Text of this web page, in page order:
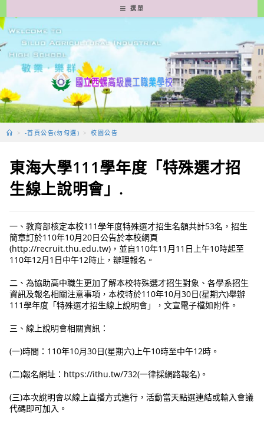
轉
至
要
容
選單
> -首頁公告(勿勾選) > 校園公告
東海大學111學年度「特殊選才招
生線上說明會」.
一、教育部核定本校111學年度特殊選才招生名額共計53名，招生
簡章訂於110年10月20日公告於本校網頁
(http://recruit.thu.edu.tw)，並自110年11月11日上午10時起至
110年12月1日中午12時止，辦理報名。
二、為協助高中職生更加了解本校特殊選才招生對象、各學系招生
資訊及報名相關注意事項，本校特於110年10月30日(星期六)舉辦
111學年度「特殊選才招生線上說明會」，文宣電子檔如附件。
三、線上說明會相關資訊：
(一)時間：110年10月30日(星期六)上午10時至中午12時。
(二)報名網址：https://ithu.tw/732(一律採網路報名)。
(三)本次說明會以線上直播方式進行，活動當天點選連結或輸入會議
代碼即可加入。